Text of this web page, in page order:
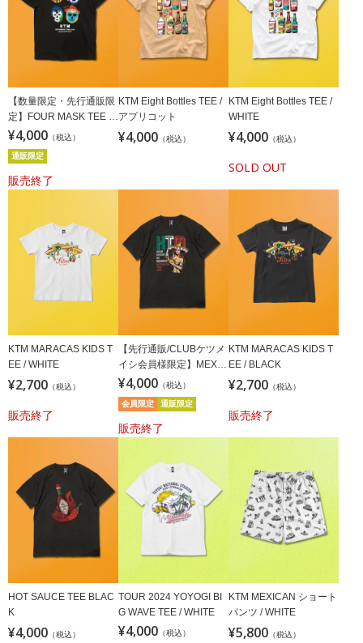
【数量限定・先行通販限
定】FOUR MASK TEE /
BLACK
¥4,000 （税込）
通販限定
販売終了
KTM Eight Bottles TEE /
アプリコット
¥4,000 （税込）
KTM Eight Bottles TEE /
WHITE
¥4,000 （税込）
SOLD OUT
KTM MARACAS KIDS T
EE / WHITE
¥2,700 （税込）
販売終了
【先行通販/CLUBケツメ
イシ会員様限定】MEXIC
AN GIRL TEE / BLACK
¥4,000 （税込）
会員限定 通販限定
販売終了
KTM MARACAS KIDS T
EE / BLACK
¥2,700 （税込）
販売終了
HOT SAUCE TEE BLAC
K
¥4,000 （税込）
TOUR 2024 YOYOGI BI
G WAVE TEE / WHITE
¥4,000 （税込）
KTM MEXICAN ショート
パンツ / WHITE
¥5,800 （税込）